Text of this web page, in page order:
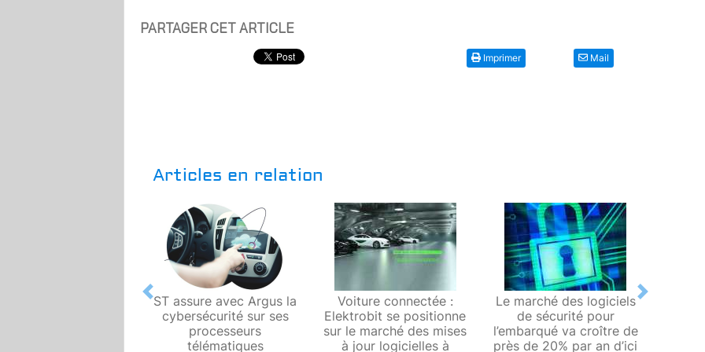
PARTAGER CET ARTICLE
Imprimer Mail
Articles en relation
ST assure avec Argus la
cybersécurité sur ses
processeurs
télématiques
Voiture connectée :
Elektrobit se positionne
sur le marché des mises
à jour logicielles à
Le marché des logiciels
de sécurité pour
l’embarqué va croître de
près de 20% par an d’ici
Previous Next